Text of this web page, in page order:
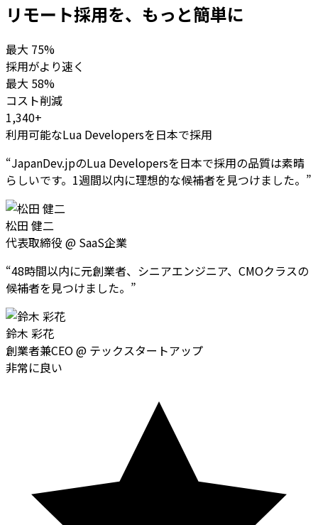
リモート採用を、もっと簡単に
最大 75%
採用がより速く
最大 58%
コスト削減
1,340+
利用可能なLua Developersを日本で採用
“JapanDev.jpのLua Developersを日本で採用の品質は素晴
らしいです。1週間以内に理想的な候補者を見つけました。 ”
松田 健二
代表取締役 @ SaaS企業
“48時間以内に元創業者、シニアエンジニア、CMOクラスの
候補者を見つけました。 ”
鈴木 彩花
創業者兼CEO@ テックスタートアップ
非常に良い